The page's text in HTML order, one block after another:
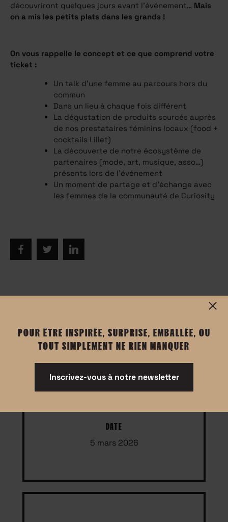
découvriront quelques jours avant l’événement… Mais
on a mis les petits plats dans les grands !
On vous rappelle le concept et ce que comprend votre
ticket :
Un talk d’une femme au parcours hors du
commun
Dans un lieu à chaque fois différent
La dégustation de produits sourcés auprès
de nos prestataires féminins locaux (food +
cocktails Lillet)
La découverte de notre écosystème de
partenaires (mode, art, musique, asso…)
présents lors de l'événement
Un moment de partage et d’échange avec
les femmes de la communauté de Curiosity
Événement réservé aux femmes
DATE
5 mars 2026
POUR ÊTRE INSPIRÉE, SURPRISE, EMBALLÉE, OU
TOUT SIMPLEMENT NE RIEN MANQUER
Inscrivez-vous à notre newsletter